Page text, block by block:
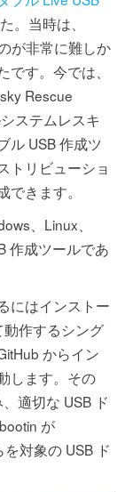
。当時は、
が非常に難しか
す。今では、
Rescue
ステムレスキ
ル USB 作成ツ
トリビューショ
きます。
、Linux、
作成ツールであ
にはインストー
作するシング
からイン
します。その
適切な USB ド
が
対象の USB ド